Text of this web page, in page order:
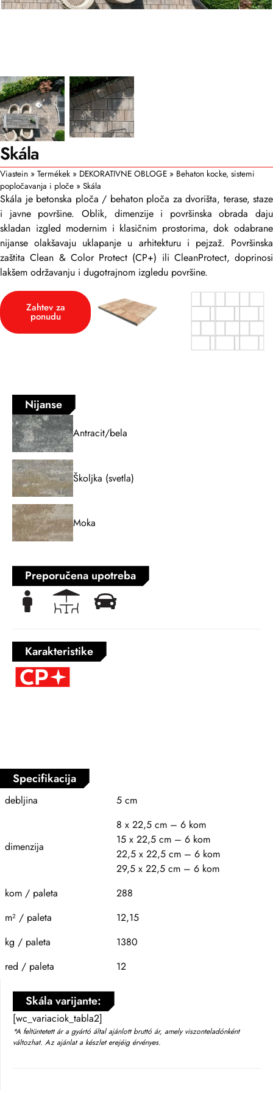
Skála
Viastein » Termékek » DEKORATIVNE OBLOGE » Behaton kocke, sistemi
popločavanja i ploče » Skála
Skála je betonska ploča / behaton ploča za dvorišta, terase, staze
i javne površine. Oblik, dimenzije i površinska obrada daju
skladan izgled modernim i klasičnim prostorima, dok odabrane
nijanse olakšavaju uklapanje u arhitekturu i pejzaž. Površinska
zaštita Clean & Color Protect (CP+) ili CleanProtect, doprinosi
lakšem održavanju i dugotrajnom izgledu površine.
Zahtev za
ponudu
Nijanse
Antracit/bela
Školjka (svetla)
Moka
Preporučena upotreba
Karakteristike
Specifikacija
debljina 5 cm
dimenzija
8 x 22,5 cm – 6 kom
15 x 22,5 cm – 6 kom
22,5 x 22,5 cm – 6 kom
29,5 x 22,5 cm – 6 kom
kom / paleta
288
m² / paleta
12,15
kg / paleta
1380
red / paleta
12
Skála varijante:
[wc_variaciok_tabla2]
*A feltüntetett ár a gyártó által ajánlott bruttó ár, amely viszonteladónként
változhat. Az ajánlat a készlet erejéig érvényes.